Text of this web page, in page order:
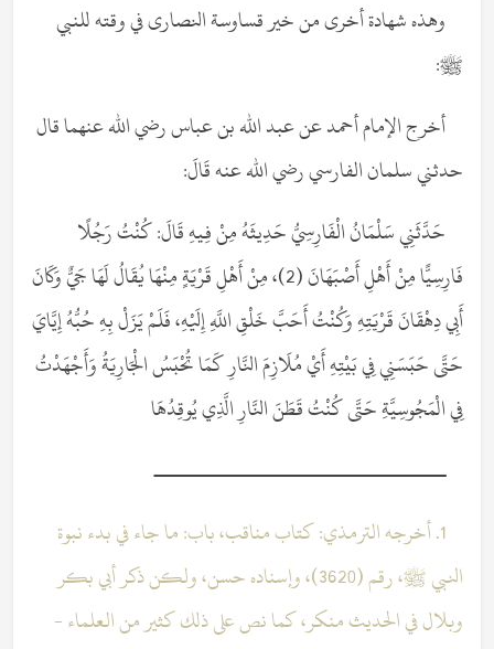
وهذه شهادة أخرى من خير قساوسة النصارى في وقته للنبي
ﷺ:
أخرج الإمام أحمد عن عبد الله بن عباس رضي الله عنهما قال
حدثني سلمان الفارسي رضي الله عنه قَالَ:
حَدَّثَنِي سَلْمَانُ الْفَارِسِيُّ حَدِيثَهُ مِنْ فِيهِ قَالَ: كُنْتُ رَجُلًا
فَارِسِيًّا مِنْ أَهْلِ أَصْبَهَانَ (2)، مِنْ أَهْلِ قَرْيَةٍ مِنْهَا يُقَالُ لَهَا جَيٌّ وَكَانَ
أَبِي دِهْقَانَ قَرْيَتِهِ وَكُنْتُ أَحَبَّ خَلْقِ اللَّهِ إِلَيْهِ، فَلَمْ يَزَلْ بِهِ حُبُّهُ إِيَّايَ
حَتَّى حَبَسَنِي فِي بَيْتِهِ أَيْ مُلَازِمَ النَّارِ كَمَا تُحْبَسُ الْجَارِيَةُ وَأَجْهَدْتُ
فِي الْمَجُوسِيَّةِ حَتَّى كُنْتُ قَطَنَ النَّارِ الَّذِي يُوقِدُهَا
ــــــــــــــــــــــــــــــــــــــــــــ
1. أخرجه الترمذي: كتاب مناقب، باب: ما جاء في بدء نبوة
النبي ﷺ، رقم (3620)، وإسناده حسن، ولكن ذكر أبي بكر
وبلال في الحديث منكر، كما نص على ذلك كثير من العلماء -